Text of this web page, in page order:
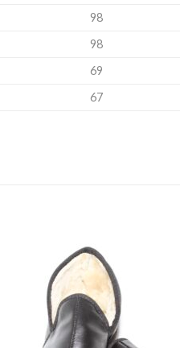
98
98
69
67